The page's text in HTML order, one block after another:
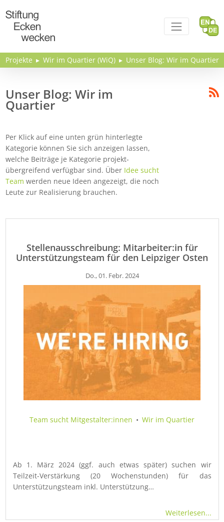
Projekte Wir im Quartier (WiQ) Unser Blog: Wir im Quartier
Unser Blog: Wir im
Quartier
Per Klick auf eine unten grün hinterlegte
Kategorie können Sie sich anzeigen lassen,
welche Beiträge je Kategorie projekt-
übergreifend verfügbar sind. Über Idee sucht
Team werden neue Ideen angezeigt, die noch
Leute zur Realisierung brauchen.
Stellenausschreibung: Mitarbeiter:in für
Unterstützungsteam für den Leipziger Osten
Do., 01. Febr. 2024
Team sucht Mitgestalter:innen • Wir im Quartier
Ab 1. März 2024 (ggf. auch etwas später) suchen wir
Teilzeit-Verstärkung (20 Wochenstunden) für das
Unterstützungsteam inkl. Unterstützung…
Weiterlesen...